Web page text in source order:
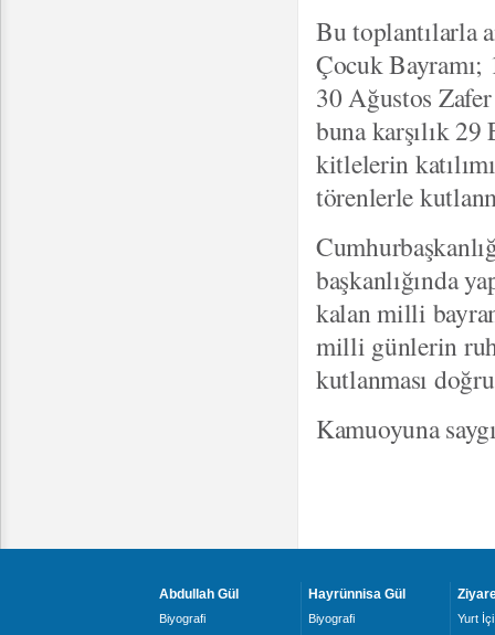
Bu toplantılarla
Çocuk Bayramı;
30 Ağustos
buna karşılık 29
kitlelerin
törenlerle
başkanlığında
kalan milli
milli günlerin
kutlanması
Kamuoyuna
Abdullah Gül
Biyografi
Hayrünnisa Gül
Biyografi
Yurt İçi